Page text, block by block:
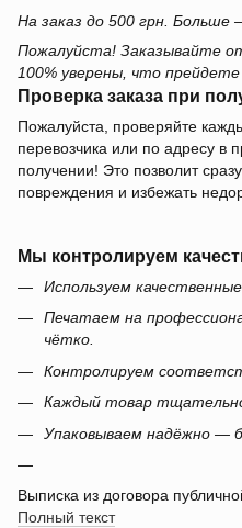
На заказ до 500 грн. Больше
Пожалуйста! Заказывайте
100% уверены, что прейдете
Проверка заказа при
Пожалуйста, проверяйте
перевозчика или по адресу в
получении! Это позволит
повреждения и избежать
Мы контролируем
Используем
Печатаем на
чётко.
Контролируем
Каждый товар
Упаковываем надёжно —
Выписка из договора
Полный текст